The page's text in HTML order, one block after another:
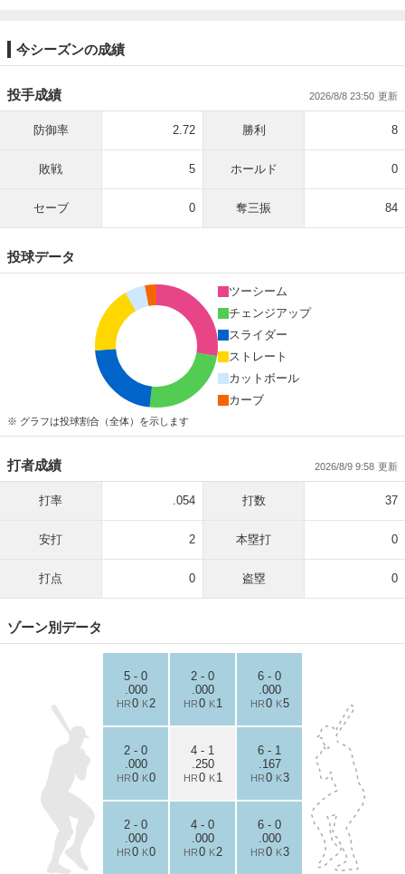
今シーズンの成績
投手成績 2026/8/8 23:50
防御率 2.72 勝利 8
敗戦 5 ホールド 0
セーブ 0 奪三振 84
投球データ
ツーシーム
チェンジアップ
スライダー
ストレート
カットボール
カーブ
※ グラフは投球割合（全体）を示します
打者成績 2026/8/9 9:58
打率 .054 打数 37
安打 2 本塁打 0
打点 0 盗塁 0
ゾーン別データ
5 - 0
.000
HR0 K 2
2 - 0
.000
HR0 K 1
6 - 0
.000
HR0 K5
2 - 0
.000
HR0 K0
4 - 1
.250
HR0 K 1
6 - 1
.167
HR0 K3
2 - 0
.000
HR0 K0
4 - 0
.000
HR0 K 2
6 - 0
.000
HR0 K3